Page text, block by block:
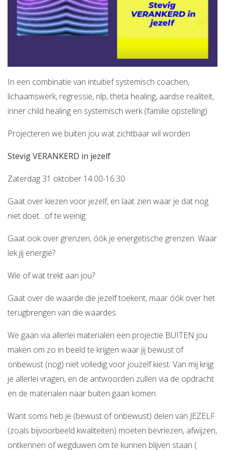
In een combinatie van intuïtief systemisch coachen,
lichaamswerk, regressie, nlp, theta healing, aardse realiteit,
inner child healing en systemisch werk (familie opstelling)
Projecteren we buiten jou wat zichtbaar wil worden
Stevig VERANKERD in jezelf
Zaterdag 31 oktober 14.00-16.30
Gaat over kiezen voor jezelf, en laat zien waar je dat nog
niet doet…of te weinig.
Gaat ook over grenzen, óók je energetische grenzen. Waar
lek jij energie?
Wie of wat trekt aan jou?
Gaat over de waarde die jezelf toekent, maar óók over het
terugbrengen van die waardes.
We gaan via allerlei materialen een projectie BUITEN jou
maken om zo in beeld te krijgen waar jij bewust of
onbewust (nog) niet volledig voor jouzelf kiest. Van mij krijg
je allerlei vragen, en de antwoorden zullen via de opdracht
en de materialen naar buiten gaan komen.
Want soms heb je (bewust of onbewust) delen van JEZELF
(zoals bijvoorbeeld kwaliteiten) moeten bevriezen, afwijzen,
ontkennen of wegduwen om te kunnen blijven staan (